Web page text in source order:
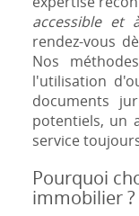
accessible et
rendez-vous
Nos
l'utilisation
documents
potentiels, un
service
Pourquoi
immobilier ?